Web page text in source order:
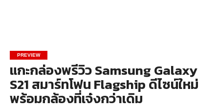
PREVIEW
แกะกล่องพรีวิว Samsung Galaxy
S21 สมาร์ทโฟน Flagship ดีไซน์ใหม่
พร้อมกล้องที่เจ๋งกว่าเดิม